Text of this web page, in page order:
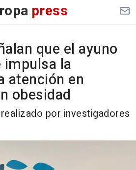
press
que el ayuno
la
atención en
obesidad
por investigadores